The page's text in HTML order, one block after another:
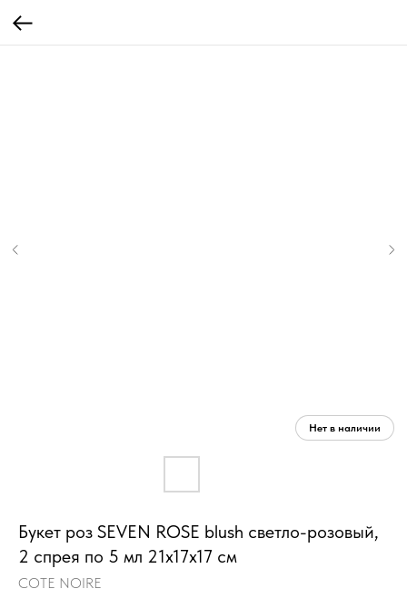
Букет роз SEVEN ROSE blush светло-розовый,
2 спрея по 5 мл 21х17х17 см
COTE NOIRE